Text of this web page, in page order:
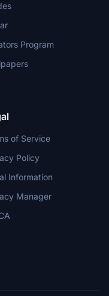
Program
of Service
Policy
Information
Manager